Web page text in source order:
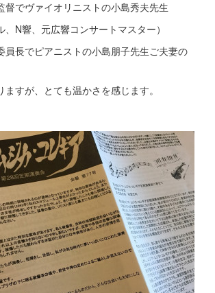
督でヴァイオリニストの小島秀夫先生
、N響、元広響コンサートマスター）
員長でピアニストの小島朋子先生ご夫妻の
すが、とても温かさを感じます。